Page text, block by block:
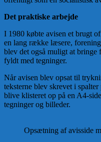
Det praktiske arbejde
I 1980 købte avisen et brugt
en lang række læsere,
blev det også muligt at bringe
fyldt med tegninger.
Når avisen blev opsat til
teksterne blev skrevet i
blive klisteret op på en A4-
tegninger og billeder.
Opsætning af avisside